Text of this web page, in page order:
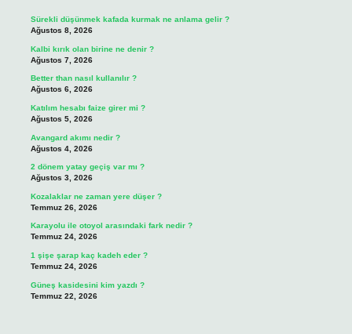
Sürekli düşünmek kafada kurmak ne anlama gelir ?
Ağustos 8, 2026
Kalbi kırık olan birine ne denir ?
Ağustos 7, 2026
Better than nasıl kullanılır ?
Ağustos 6, 2026
Katılım hesabı faize girer mi ?
Ağustos 5, 2026
Avangard akımı nedir ?
Ağustos 4, 2026
2 dönem yatay geçiş var mı ?
Ağustos 3, 2026
Kozalaklar ne zaman yere düşer ?
Temmuz 26, 2026
Karayolu ile otoyol arasındaki fark nedir ?
Temmuz 24, 2026
1 şişe şarap kaç kadeh eder ?
Temmuz 24, 2026
Güneş kasidesini kim yazdı ?
Temmuz 22, 2026